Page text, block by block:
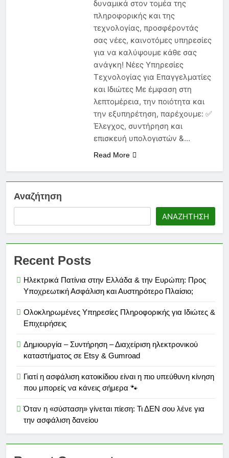
Νέα Εγκύκλιος 2026: Τι Πρέπει
να Γνωρίζει Κάθε
Ασφαλιστικός Πράκτορας
6 Μήνες Ago
Ασφάλεια Υγείας: Κόστος,
Αντιλήψεις και Προκλήσεις
στην Ελλάδα
6 Μήνες Ago
Ασφάλιση Μεταφερόμενων
Εμπορευμάτων: Η Στρατηγική
Ασπίδα Κάθε Μεταφορικής
Επιχείρησης
6 Μήνες Ago
δυναμικά στον τομέα της
πληροφορικής και της
τεχνολογίας, προσφέροντάς
σας νέες, καινοτόμες υπηρεσίες
για να καλύψουμε κάθε σας
ανάγκη! Νέες Υπηρεσίες
Τεχνολογίας για Επαγγελματίες
και Ιδιώτες Με έμφαση στη
λεπτομέρεια, την ποιότητα και
την εξυπηρέτηση, παρέχουμε: ✅
Έλεγχος, συντήρηση και
επισκευή υπολογιστών &…
Read More
Αναζήτηση
ΑΝΑΖΉΤΗΣΗ
Recent Posts
Ηλεκτρικά Πατίνια στην Ελλάδα & την Ευρώπη: Προς
Υποχρεωτική Ασφάλιση και Αυστηρότερο Πλαίσιο;
Ολοκληρωμένες Υπηρεσίες Πληροφορικής για Ιδιώτες &
Επιχειρήσεις
Δημιουργία – Συντήρηση – Διαχείριση ηλεκτρονικού
καταστήματος σε Etsy & Gumroad
Γιατί η ασφάλιση κατοικίδιου είναι η πιο υπεύθυνη κίνηση
που μπορείς να κάνεις σήμερα 🐾
Όταν η «σύσταση» γίνεται πίεση: Τι ΔΕΝ σου λένε για
την ασφάλιση δανείου